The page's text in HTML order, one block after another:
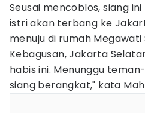
Seusai mencoblos, siang
istri akan terbang ke
menuju di rumah
Kebagusan, Jakarta
habis ini. Menunggu
siang berangkat," kata